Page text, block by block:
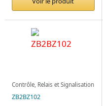
Contrôle, Relais et Signalisation
ZB2BZ102